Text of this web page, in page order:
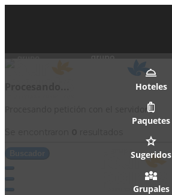
Hoteles
Paquetes
Sugeridos
Grupales
Procesando petición con el servidor.